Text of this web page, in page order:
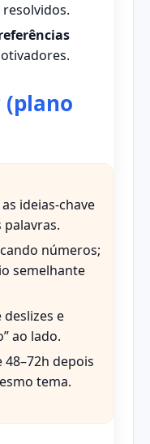
(plano
ideias-chave
palavras.
números;
semelhante
e
ao lado.
48–72h depois
tema.